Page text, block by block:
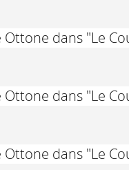
dans "Le
dans "Le
dans "Le